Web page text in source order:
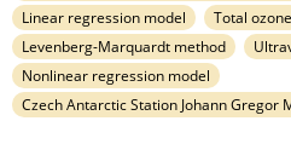
Linear regression model
Total ozone
Levenberg-Marquardt method
Nonlinear regression model
Czech Antarctic Station Johann Gregor